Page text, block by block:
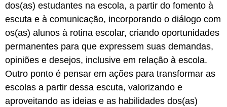
dos(as) estudantes na escola, a partir do fomento à
escuta e à comunicação, incorporando o diálogo com
os(as) alunos à rotina escolar, criando oportunidades
permanentes para que expressem suas demandas,
opiniões e desejos, inclusive em relação à escola.
Outro ponto é pensar em ações para transformar as
escolas a partir dessa escuta, valorizando e
aproveitando as ideias e as habilidades dos(as)